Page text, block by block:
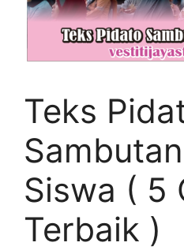
Teks
Siswa ( 5
Terbaik )